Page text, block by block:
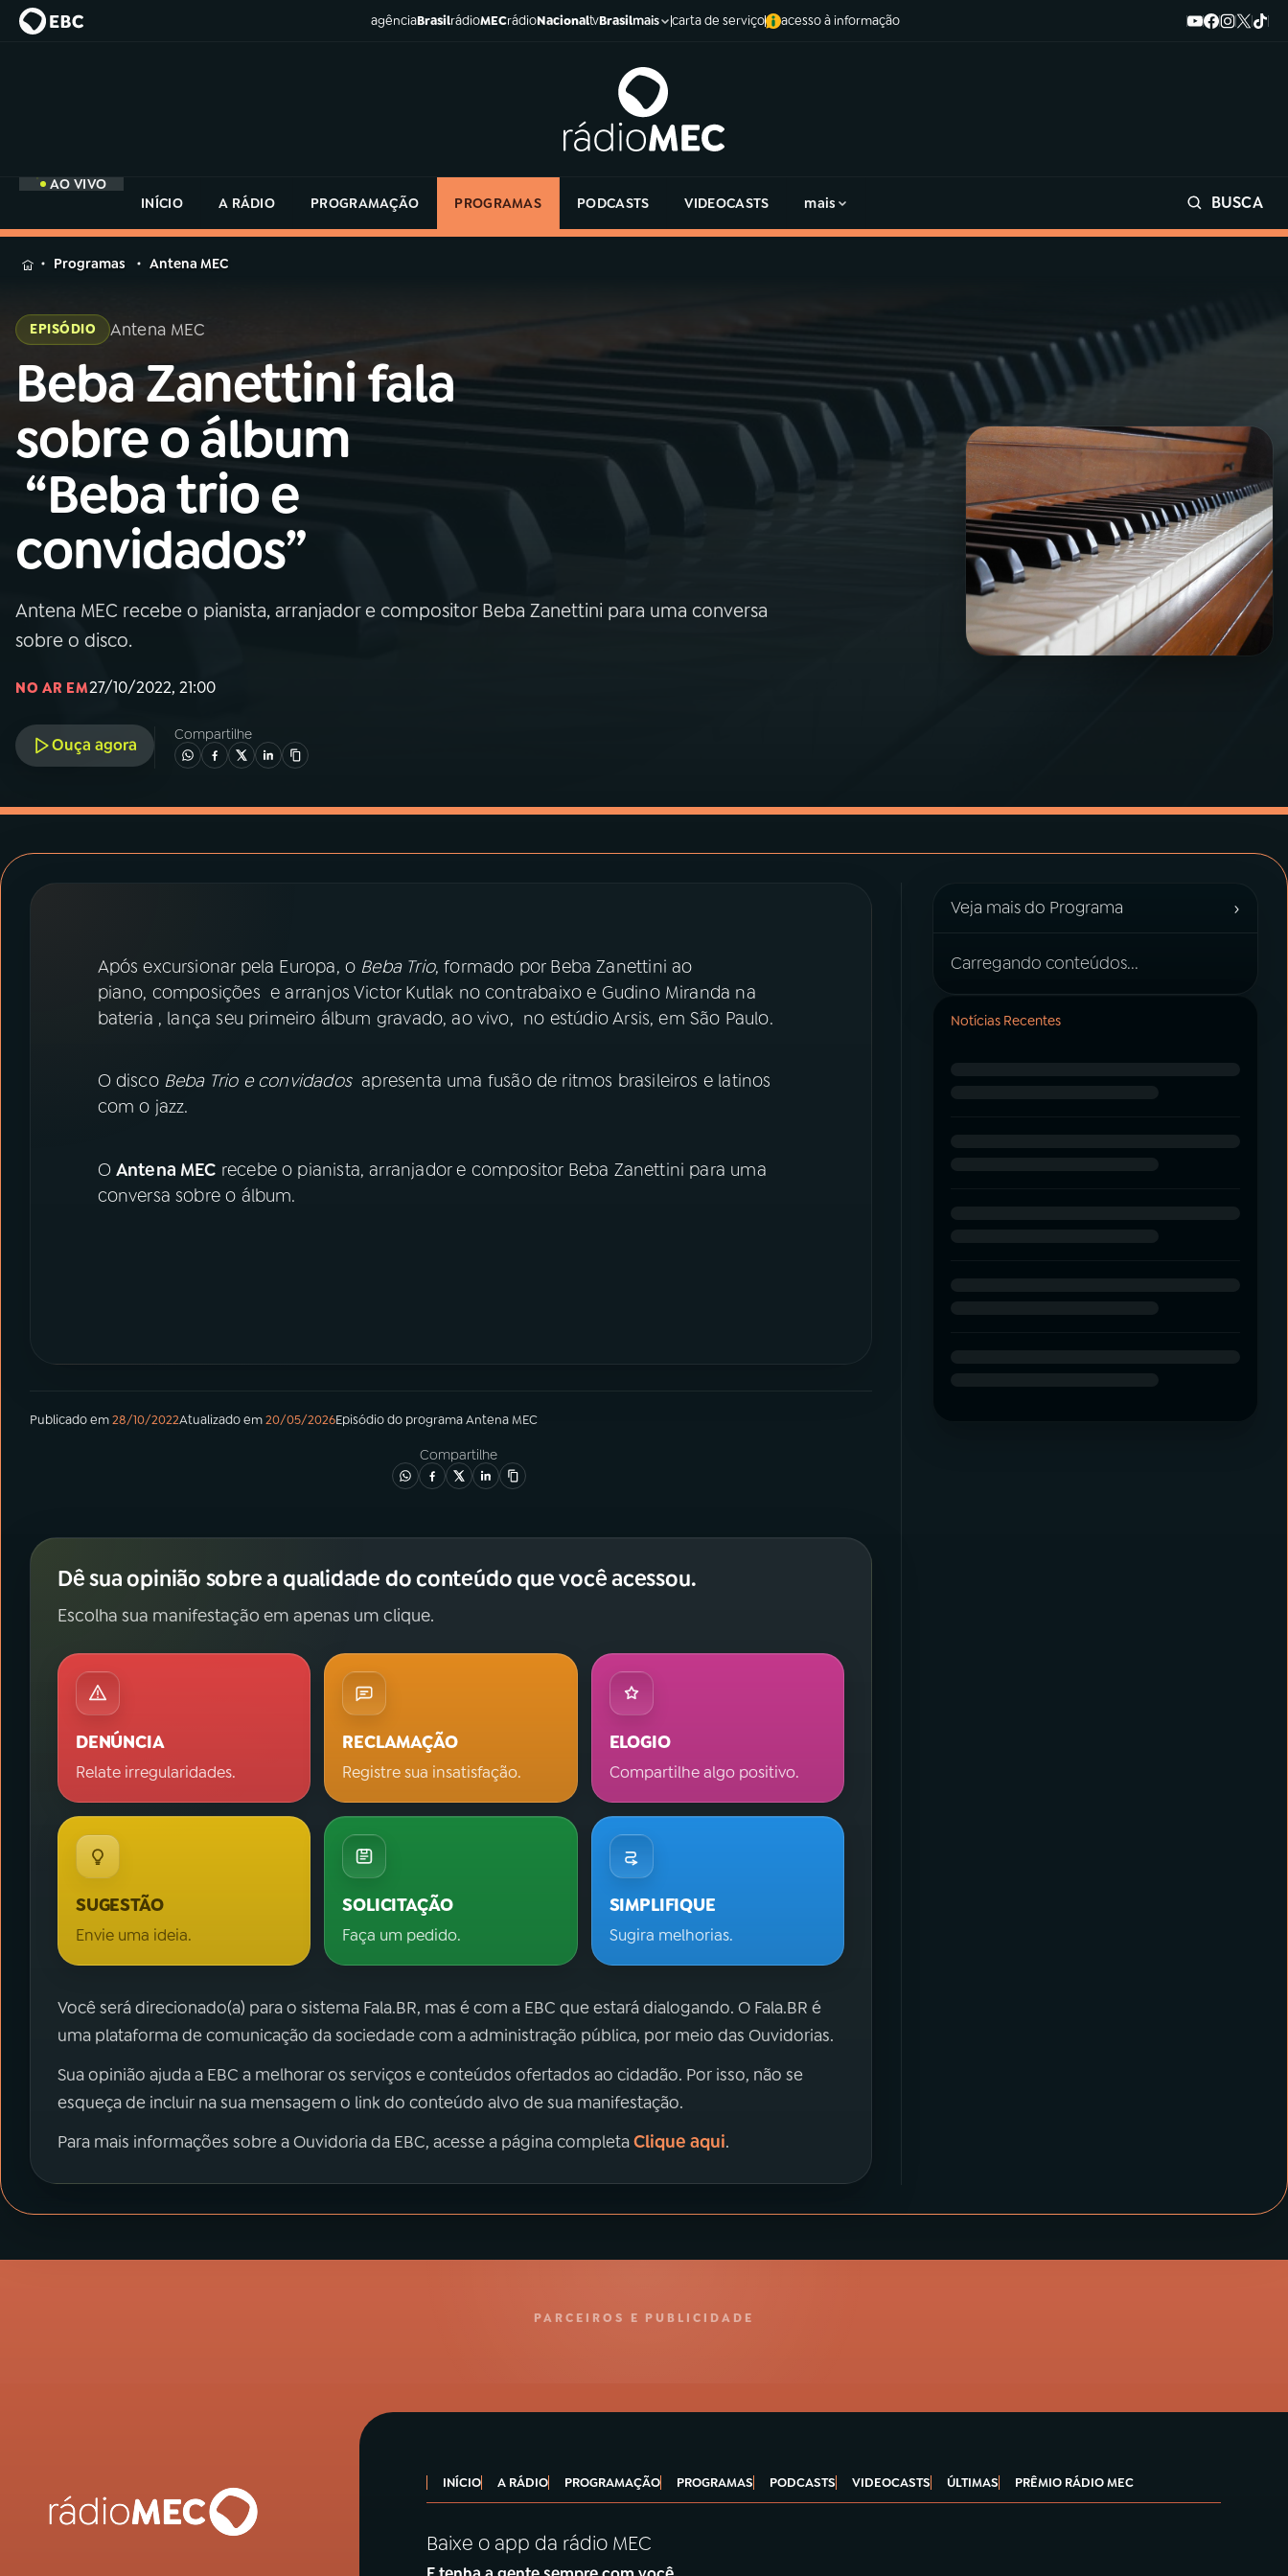
agênciaBrasilrádioMECrádioNacionaltvBrasilmais carta de serviço acesso à informação
AO VIVO
INÍCIO
A RÁDIO PROGRAMAÇÃO PROGRAMAS PODCASTS VIDEOCASTS mais BUSCA
MENU
Buscar
na
Rádio
MEC
Início
01INÍCIO
02 A RÁDIO
03PROGRAMAÇÃO
ACOMPANHE A RÁDIO MEC
Instagram X
na
Rádio
Programas Antena MEC
EPISÓDIO Antena MEC
Beba Zanettini fala
sobre o álbum
“Beba trio e
convidados”
Antena MEC recebe o pianista, arranjador e compositor Beba Zanettini para uma conversa
sobre o disco.
NO AR EM27/10/2022, 21:00
Ouça agora
Compartilhe
Após excursionar pela Europa, o Beba Trio, formado por Beba Zanettini ao
piano, composições e arranjos Victor Kutlak no contrabaixo e Gudino Miranda na
bateria , lança seu primeiro álbum gravado, ao vivo, no estúdio Arsis, em São Paulo.
O disco Beba Trio e convidadosapresenta uma fusão de ritmos brasileiros e latinos
com o jazz.
O Antena MEC recebe o pianista, arranjador e compositor Beba Zanettini para uma
conversa sobre o álbum.
Publicado em28/10/2022Atualizado em20/05/2026Episódiodo programaAntena MEC
Compartilhe
Dê sua opinião sobre a qualidade do conteúdo que você acessou.
Escolha sua manifestação em apenas um clique.
DENÚNCIA
Relate irregularidades.
RECLAMAÇÃO
Registre sua insatisfação.
ELOGIO
Compartilhe algo positivo.
SUGESTÃO
Envie uma ideia.
SOLICITAÇÃO
Faça um pedido.
SIMPLIFIQUE
Sugira melhorias.
Você será direcionado(a) para o sistema Fala.BR, mas é com a EBC que estará dialogando. O Fala.BR é
uma plataforma de comunicação da sociedade com a administração pública, por meio das Ouvidorias.
Sua opinião ajuda a EBC a melhorar os serviços e conteúdos ofertados ao cidadão. Por isso, não se
esqueça de incluir na sua mensagem o link do conteúdo alvo de sua manifestação.
Para mais informações sobre a Ouvidoria da EBC, acesse a página completaClique aqui.
Veja mais do Programa ›
Carregando conteúdos...
Notícias Recentes
PARCEIROS E PUBLICIDADE
INÍCIO A RÁDIO PROGRAMAÇÃO PROGRAMAS PODCASTS VIDEOCASTS ÚLTIMAS PRÊMIO RÁDIO MEC
Baixe o app da rádio MEC